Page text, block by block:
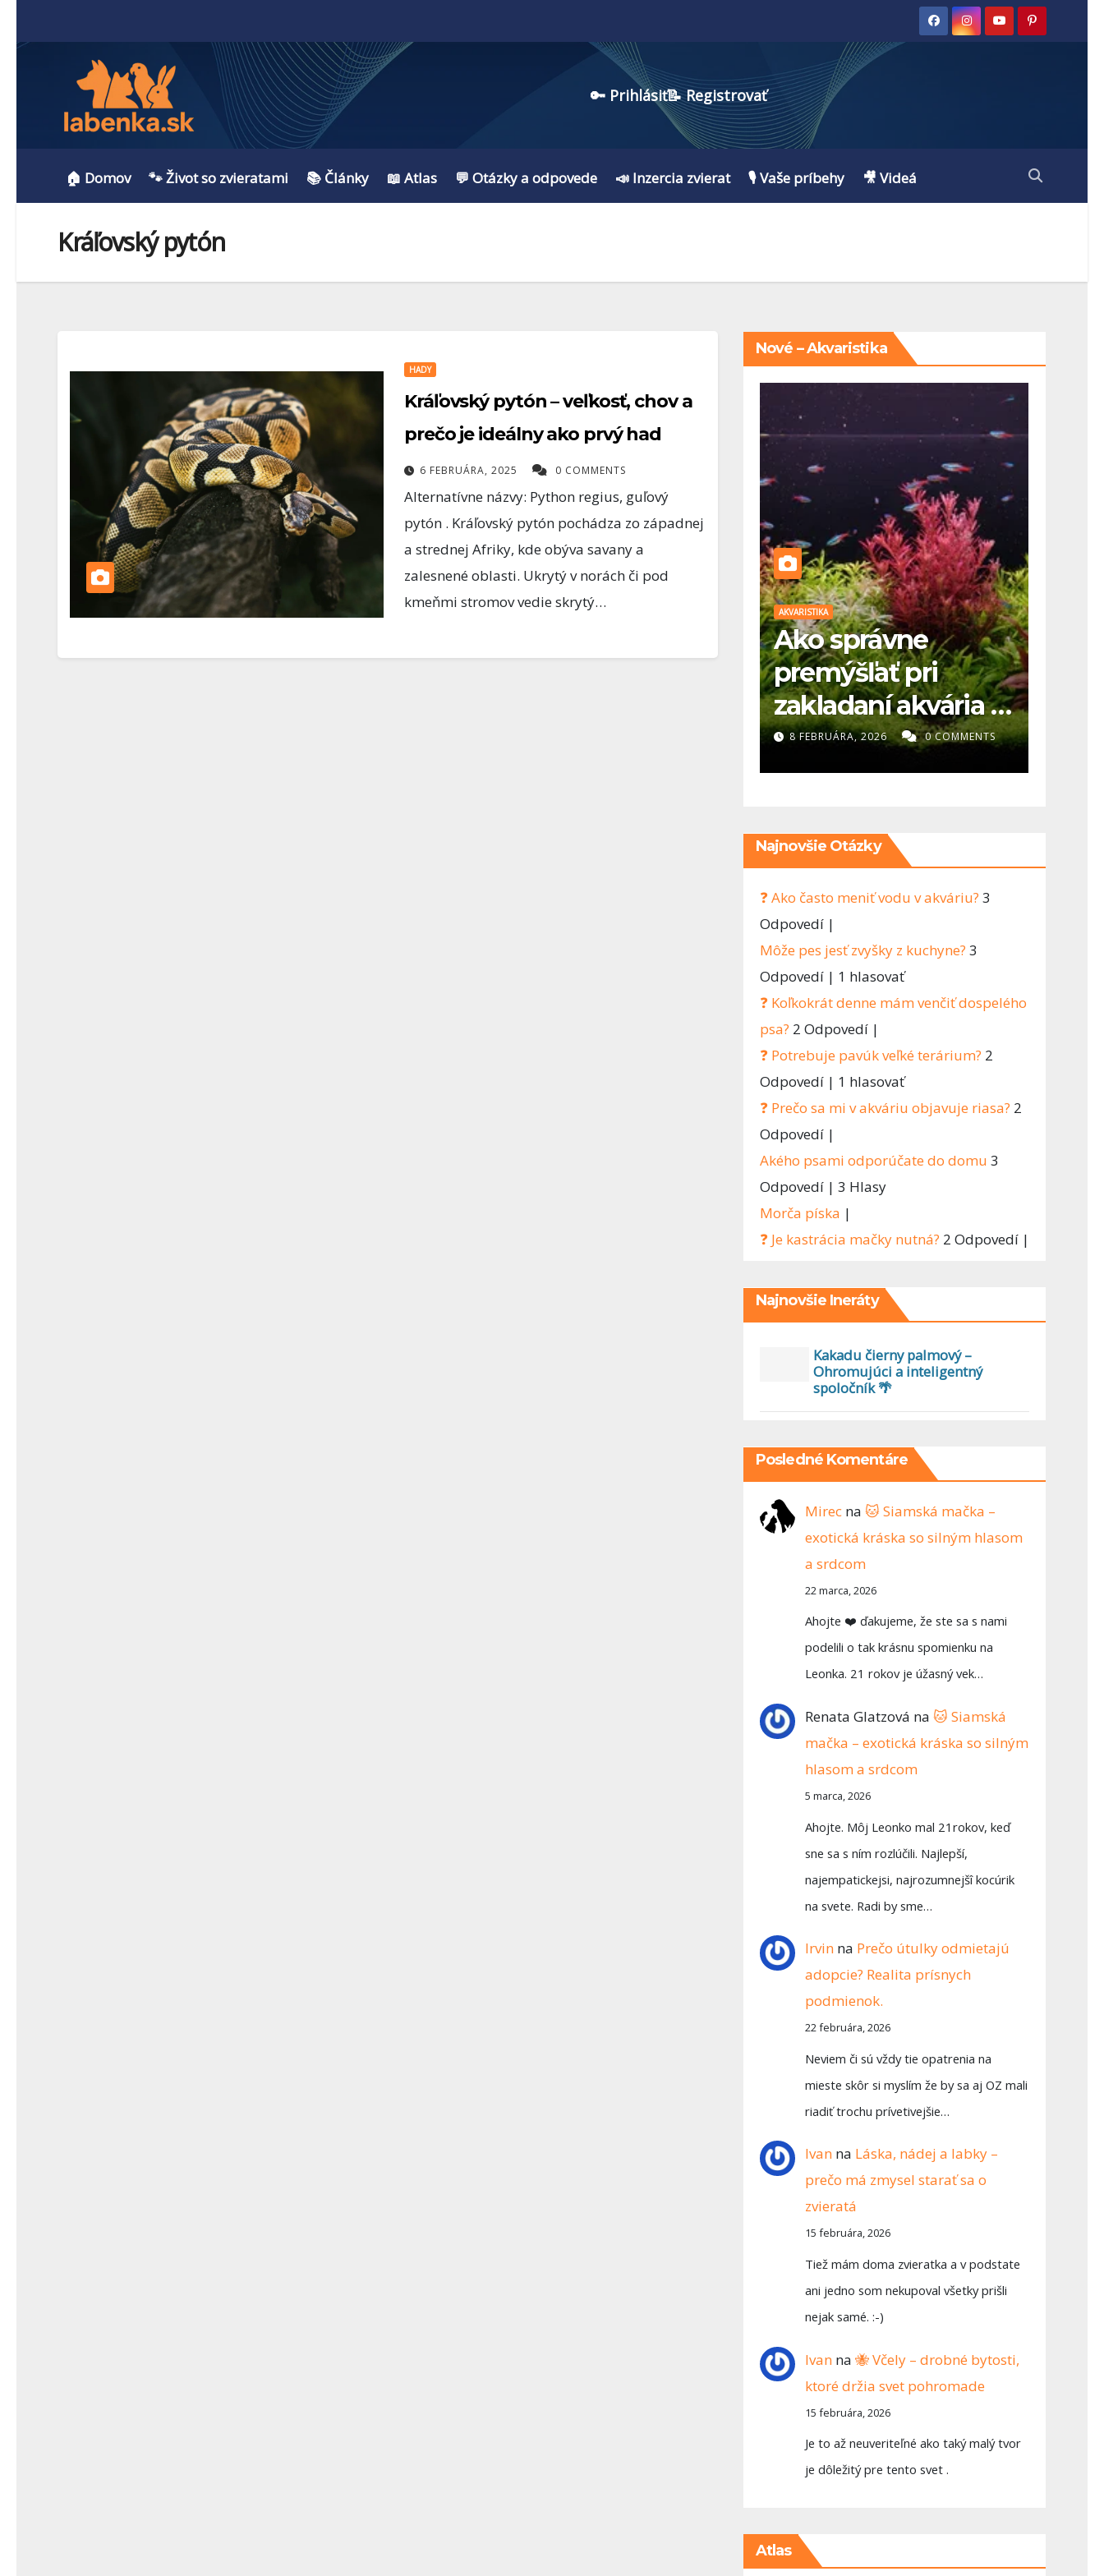
🔑 Prihlásiť📝 Registrovať
🏠 Domov 🐾 Život so zvieratami 📚 Články 📖 Atlas 💬 Otázky a odpovede 📣 Inzercia zvierat 🎙️ Vaše príbehy 🎥 Videá
Kráľovský pytón
HADY
Kráľovský pytón – veľkosť, chov a
prečo je ideálny ako prvý had
6 FEBRUÁRA, 2025 0 COMMENTS
Alternatívne názvy: Python regius, guľový
pytón . Kráľovský pytón pochádza zo západnej
a strednej Afriky, kde obýva savany a
zalesnené oblasti. Ukrytý v norách či pod
kmeňmi stromov vedie skrytý…
Nové – Akvaristika
AKVARISTIKA AKVARISTIKA
Ako správne
premýšľať pri
zakladaní akvária (1.
diel)- Najväčšia
chyba v
chce všetko hneď
8 FEBRUÁRA, 2026 0 COMMENTS
Najnovšie Otázky
❓ Ako často meniť vodu v akváriu? 3
Odpovedí |
Môže pes jesť zvyšky z kuchyne? 3
Odpovedí | 1 hlasovať
❓ Koľkokrát denne mám venčiť dospelého
psa? 2 Odpovedí |
❓ Potrebuje pavúk veľké terárium? 2
Odpovedí | 1 hlasovať
❓ Prečo sa mi v akváriu objavuje riasa? 2
Odpovedí |
Akého psami odporúčate do domu 3
Odpovedí | 3 Hlasy
Morča píska |
❓ Je kastrácia mačky nutná? 2 Odpovedí |
Najnovšie Ineráty
Kakadu čierny palmový –
Ohromujúci a inteligentný
spoločník 🌴
Posledné Komentáre
Mirec na🐱 Siamská mačka –
exotická kráska so silným hlasom
a srdcom
22 marca, 2026
Ahojte ❤️ ďakujeme, že ste sa s nami
podelili o tak krásnu spomienku na
Leonka. 21 rokov je úžasný vek…
Renata Glatzová na🐱 Siamská
mačka – exotická kráska so silným
hlasom a srdcom
5 marca, 2026
Ahojte. Môj Leonko mal 21rokov, keď
sne sa s ním rozlúčili. Najlepší,
najempatickejsi, najrozumnejšî kocúrik
na svete. Radi by sme…
Irvin na Prečo útulky odmietajú
adopcie? Realita prísnych
podmienok.
22 februára, 2026
Neviem či sú vždy tie opatrenia na
mieste skôr si myslím že by sa aj OZ mali
riadiť trochu prívetivejšie…
Ivan na Láska, nádej a labky –
prečo má zmysel starať sa o
zvieratá
15 februára, 2026
Tiež mám doma zvieratka a v podstate
ani jedno som nekupoval všetky prišli
nejak samé. :-)
Ivan na🐝 Včely – drobné bytosti,
ktoré držia svet pohromade
15 februára, 2026
Je to až neuveriteľné ako taký malý tvor
je dôležitý pre tento svet .
Atlas